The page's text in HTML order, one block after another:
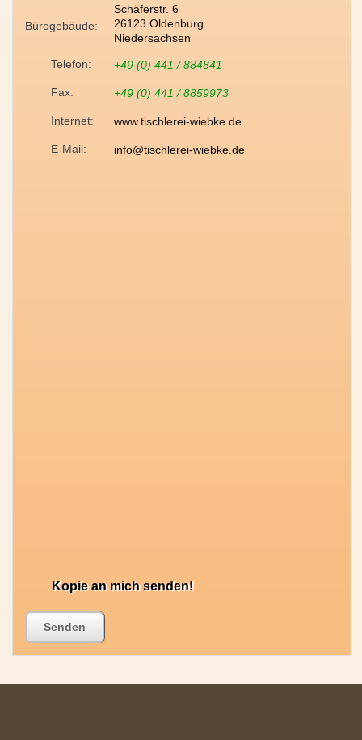
Schäferstr. 6
26123 Oldenburg
Niedersachsen
Bürogebäude:
+49 (0) 441 / 884841
Telefon:
+49 (0) 441 / 8859973
Fax:
www.tischlerei-wiebke.de
Internet:
info@tischlerei-wiebke.de
E-Mail:
Kopie an mich senden!